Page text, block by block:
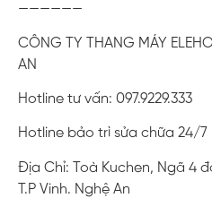
——————
CÔNG TY THANG MÁY
AN
Hotline tư vấn: 097.9229.333
Hotline bảo trì sửa chữa 24/7
Địa Chỉ: Toà Kuchen, Ngã 4
T.P Vinh. Nghệ An